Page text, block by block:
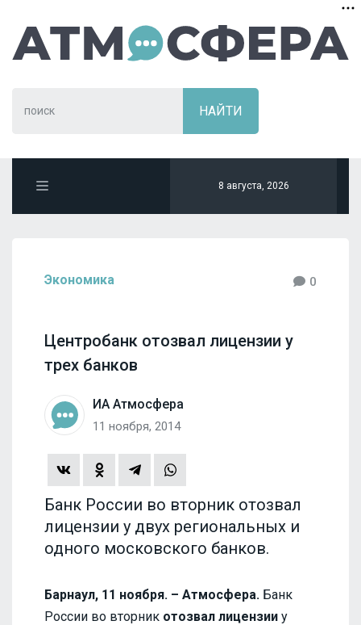
8 августа, 2026
Экономика 0
Центробанк отозвал лицензии у
трех банков
ИА Атмосфера
11 ноября, 2014
Банк России во вторник отозвал
лицензии у двух региональных и
одного московского банков.
Барнаул, 11 ноября. – Атмосфера. Банк
России во вторник отозвал лицензии у